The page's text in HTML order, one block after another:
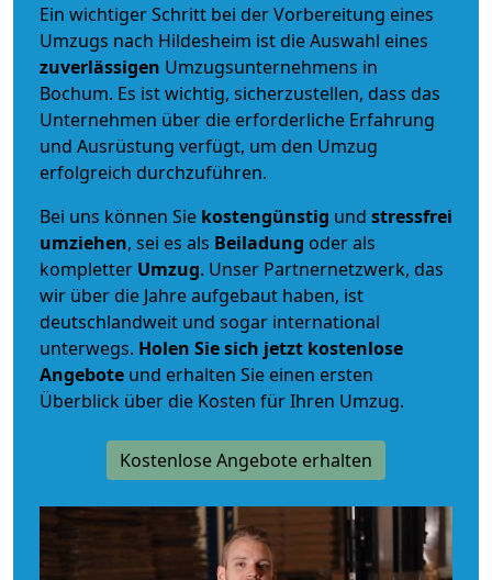
Ein wichtiger Schritt bei der Vorbereitung eines
Umzugs nach Hildesheim ist die Auswahl eines
zuverlässigen Umzugsunternehmens in
Bochum. Es ist wichtig, sicherzustellen, dass das
Unternehmen über die erforderliche Erfahrung
und Ausrüstung verfügt, um den Umzug
erfolgreich durchzuführen.
Bei uns können Sie kostengünstig und stressfrei
umziehen, sei es als Beiladung oder als
kompletter Umzug. Unser Partnernetzwerk, das
wir über die Jahre aufgebaut haben, ist
deutschlandweit und sogar international
unterwegs. Holen Sie sich jetzt kostenlose
Angebote und erhalten Sie einen ersten
Überblick über die Kosten für Ihren Umzug.
Kostenlose Angebote erhalten